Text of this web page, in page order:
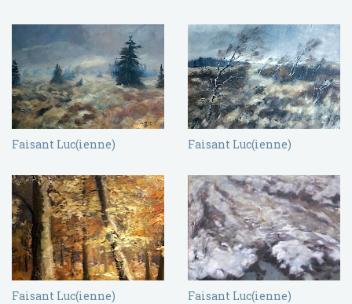
Faisant Luc(ienne) Faisant Luc(ienne)
Faisant Luc(ienne) Faisant Luc(ienne)